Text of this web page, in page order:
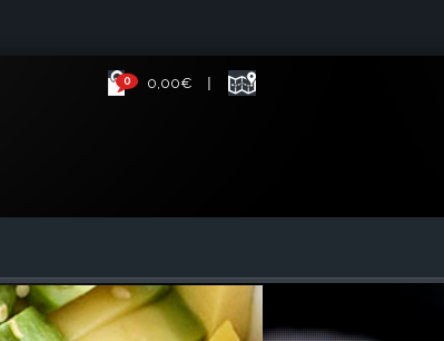
0 0,00€